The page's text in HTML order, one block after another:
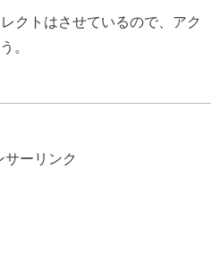
クトはさせているので、アク
。
サーリンク